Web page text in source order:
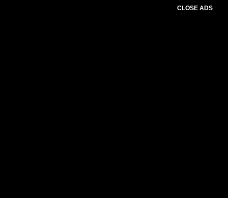
CLOSE ADS